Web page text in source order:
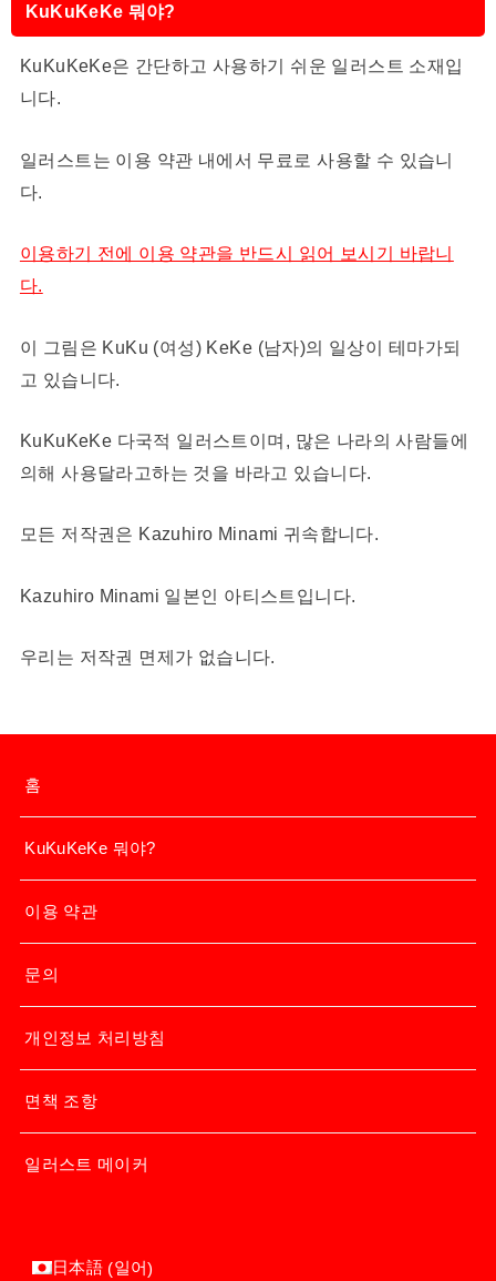
KuKuKeKe 뭐야?
KuKuKeKe은 간단하고 사용하기 쉬운 일러스트 소재입
니다.
일러스트는 이용 약관 내에서 무료로 사용할 수 있습니
다.
이용하기 전에 이용 약관을 반드시 읽어 보시기 바랍니
다.
이 그림은 KuKu (여성) KeKe (남자)의 일상이 테마가되
고 있습니다.
KuKuKeKe 다국적 일러스트이며, 많은 나라의 사람들에
의해 사용달라고하는 것을 바라고 있습니다.
모든 저작권은 Kazuhiro Minami 귀속합니다.
Kazuhiro Minami 일본인 아티스트입니다.
우리는 저작권 면제가 없습니다.
홈
KuKuKeKe 뭐야?
이용 약관
문의
개인정보 처리방침
면책 조항
일러스트 메이커
日本語 (일어)